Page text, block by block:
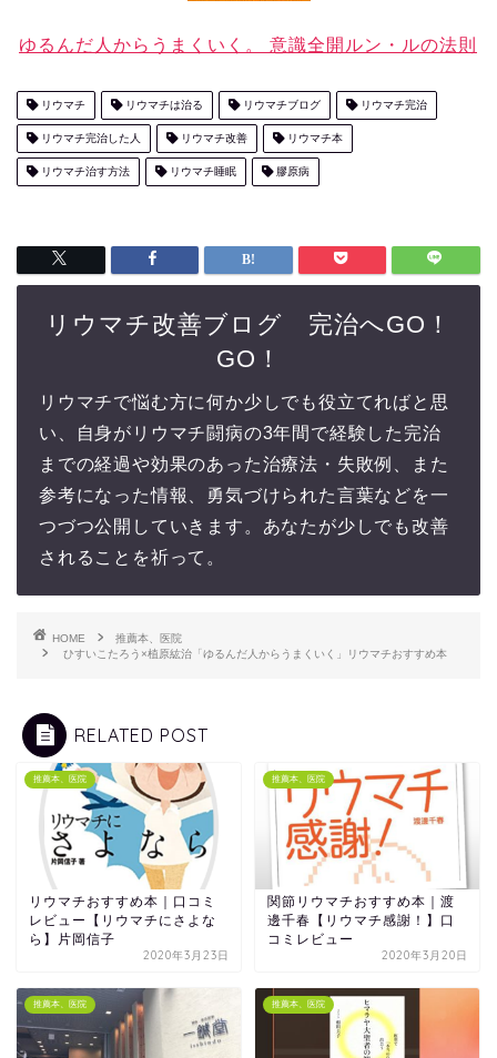
ゆるんだ人からうまくいく。 意識全開ルン・ルの法則
リウマチ リウマチは治る リウマチブログ リウマチ完治
リウマチ完治した人 リウマチ改善 リウマチ本
リウマチ治す方法 リウマチ睡眠 膠原病
リウマチ改善ブログ 完治へGO！
GO！
リウマチで悩む方に何か少しでも役立てればと思
い、自身がリウマチ闘病の3年間で経験した完治
までの経過や効果のあった治療法・失敗例、また
参考になった情報、勇気づけられた言葉などを一
つづつ公開していきます。あなたが少しでも改善
されることを祈って。
HOME
推薦本、医院
ひすいこたろう×植原紘治「ゆるんだ人からうまくいく」リウマチおすすめ本
RELATED POST
推薦本、医院
リウマチおすすめ本｜口コミ
レビュー【リウマチにさよな
ら】片岡信子
2020年3月23日
推薦本、医院
関節リウマチおすすめ本｜渡
邊千春【リウマチ感謝！】口
コミレビュー
2020年3月20日
推薦本、医院 推薦本、医院